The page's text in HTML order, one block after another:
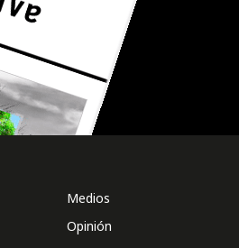
Medios
Opinión